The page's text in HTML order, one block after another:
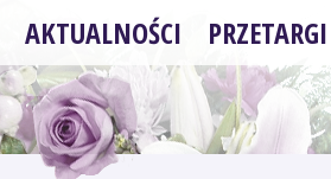
AKTUALNOŚCI PRZETARGI